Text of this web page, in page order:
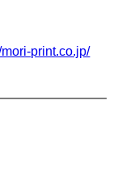
mori-print.co.jp/